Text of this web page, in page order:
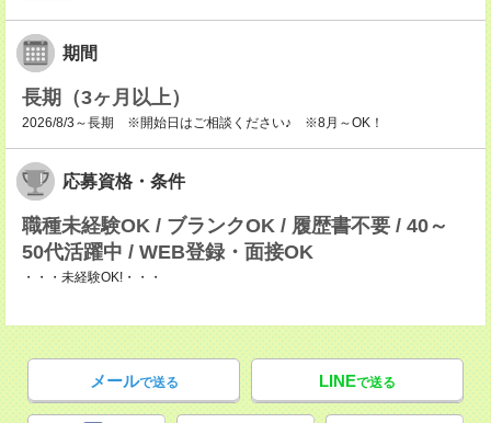
期間
長期（3ヶ月以上）
2026/8/3～長期 ※開始日はご相談ください♪ ※8月～OK！
応募資格・条件
職種未経験OK / ブランクOK / 履歴書不要 / 40～
50代活躍中 / WEB登録・面接OK
・・・未経験OK!・・・
メールで送る LINEで送る